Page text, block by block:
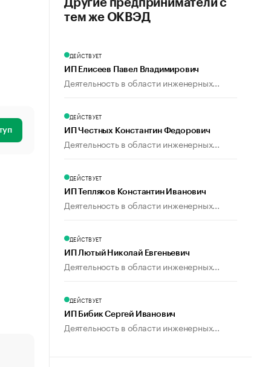
Другие предприниматели с
тем же ОКВЭД
ДЕЙСТВУЕТ
ИП Елисеев Павел Владимирович
Деятельность в области инженерных...
ДЕЙСТВУЕТ
ИП Честных Константин Федорович
Деятельность в области инженерных...
ДЕЙСТВУЕТ
ИП Тепляков Константин Иванович
Деятельность в области инженерных...
ДЕЙСТВУЕТ
ИП Лютый Николай Евгеньевич
Деятельность в области инженерных...
ДЕЙСТВУЕТ
ИП Бибик Сергей Иванович
Деятельность в области инженерных...